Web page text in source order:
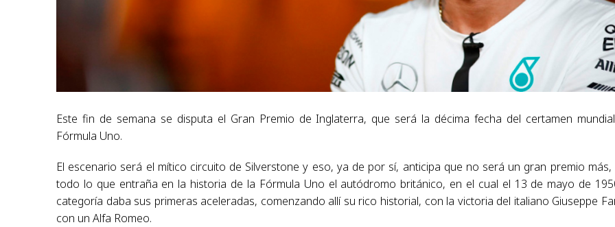
Este fin de semana se disputa el Gran Premio de Inglaterra, que será la décima fecha del certamen
Fórmula Uno.
El escenario será el mítico circuito de Silverstone y eso, ya de por sí, anticipa que no será un gran premio
todo lo que entraña en la historia de la Fórmula Uno el autódromo británico, en el cual el 13 de mayo de
categoría daba sus primeras aceleradas, comenzando allí su rico historial, con la victoria del italiano Giuseppe
con un Alfa Romeo.